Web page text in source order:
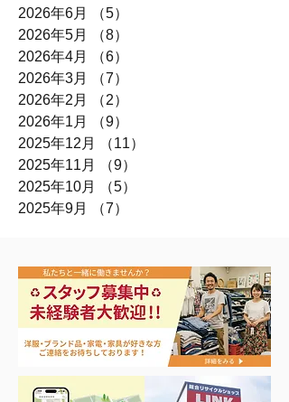
2026年6月
（5）
2026年5月
（8）
2026年4月
（6）
2026年3月
（7）
2026年2月
（2）
2026年1月
（9）
2025年12月
（11）
2025年11月
（9）
2025年10月
（5）
2025年9月
（7）